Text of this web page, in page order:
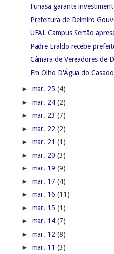
Funasa garante
Prefeitura de Delmiro
UFAL Campus Sertão
Padre Eraldo recebe
Câmara de Vereadores de
Em Olho D'Água do
► mar. 25 (4)
► mar. 24 (2)
► mar. 23 (7)
► mar. 22 (2)
► mar. 21 (1)
► mar. 20 (3)
► mar. 19 (9)
► mar. 17 (4)
► mar. 16 (11)
► mar. 15 (1)
► mar. 14 (7)
► mar. 12 (8)
► mar. 11 (3)